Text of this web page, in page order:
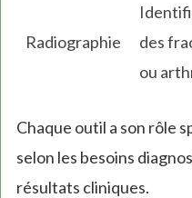
Radiographie
des
ou
Chaque outil a son rôle
selon les besoins
résultats cliniques.